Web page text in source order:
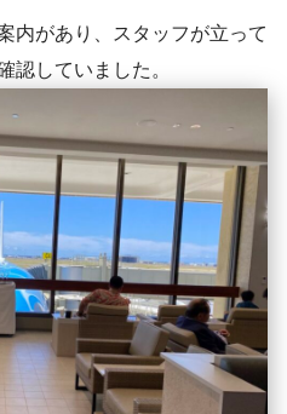
内があり、スタッフが立って
認していました。